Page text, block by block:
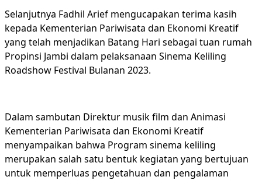
Selanjutnya Fadhil Arief mengucapakan terima kasih
kepada Kementerian Pariwisata dan Ekonomi Kreatif
yang telah menjadikan Batang Hari sebagai tuan rumah
Propinsi Jambi dalam pelaksanaan Sinema Keliling
Roadshow Festival Bulanan 2023.
Dalam sambutan Direktur musik film dan Animasi
Kementerian Pariwisata dan Ekonomi Kreatif
menyampaikan bahwa Program sinema keliling
merupakan salah satu bentuk kegiatan yang bertujuan
untuk memperluas pengetahuan dan pengalaman